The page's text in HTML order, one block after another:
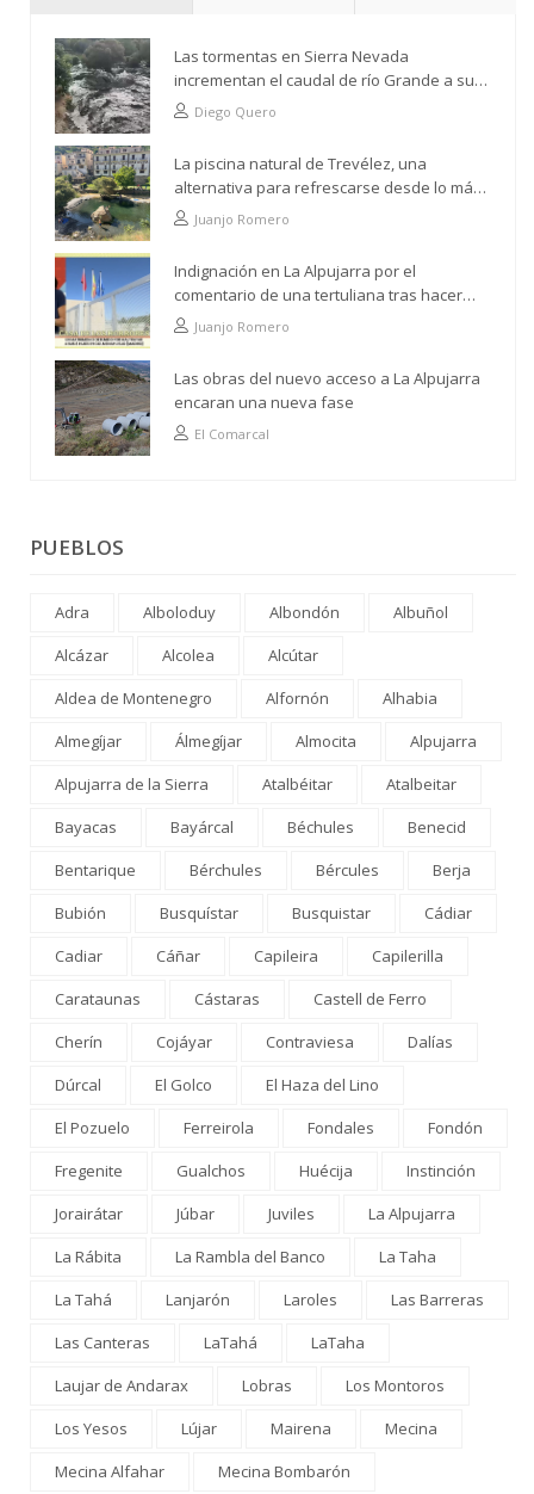
Las tormentas en Sierra Nevada
incrementan el caudal de río Grande a su
paso por Trevélez
Diego Quero
La piscina natural de Trevélez, una
alternativa para refrescarse desde lo más
altoJuanjo Romero
Indignación en La Alpujarra por el
comentario de una tertuliana tras hacer
alusión al analfabetismo con la comarca
Juanjo Romero
Las obras del nuevo acceso a La Alpujarra
encaran una nueva fase
El Comarcal
PUEBLOS
Adra Alboloduy Albondón
Albuñol
Alcázar
Alcolea
Alcútar
Aldea de Montenegro
Alfornón
Alhabia
Almegíjar
Álmegíjar Almocita
Alpujarra
Alpujarra de la Sierra
Atalbéitar
Atalbeitar
Bayacas
Bayárcal Béchules
Benecid
Bentarique
Bérchules Bércules
Berja
Bubión
Busquístar Busquistar
Cádiar
Cadiar
Cáñar Capileira
Capilerilla
Carataunas
Cástaras
Castell de Ferro
Cherín
Cojáyar Contraviesa
Dalías
Dúrcal
El Golco
El Haza del Lino
El Pozuelo
Ferreirola Fondales
Fondón
Fregenite
Gualchos Huécija
Instinción
Jorairátar
Júbar Juviles
La Alpujarra
La Rábita
La Rambla del Banco
La Taha
La Tahá
Lanjarón Laroles
Las Barreras
Las Canteras
LaTahá
LaTaha
Laujar de Andarax
Lobras
Los Montoros
Los Yesos
Lújar Mairena
Mecina
Mecina Alfahar
Mecina Bombarón